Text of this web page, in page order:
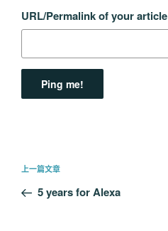
URL/Permalink of your article
文
章
导
上
一
上一篇文章
5 years for Alexa